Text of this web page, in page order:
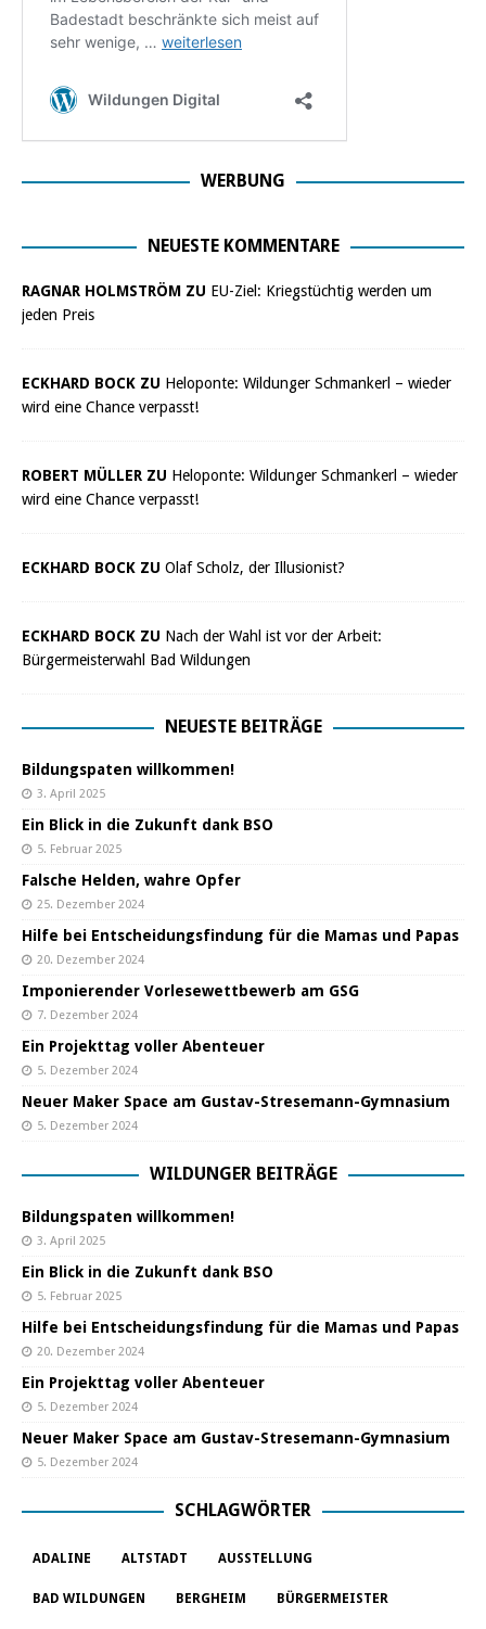
WERBUNG
NEUESTE KOMMENTARE
RAGNAR HOLMSTRÖM ZU EU-Ziel: Kriegstüchtig werden um
jeden Preis
ECKHARD BOCK ZU Heloponte: Wildunger Schmankerl – wieder
wird eine Chance verpasst!
ROBERT MÜLLER ZU Heloponte: Wildunger Schmankerl – wieder
wird eine Chance verpasst!
ECKHARD BOCK ZU Olaf Scholz, der Illusionist?
ECKHARD BOCK ZU Nach der Wahl ist vor der Arbeit:
Bürgermeisterwahl Bad Wildungen
NEUESTE BEITRÄGE
Bildungspaten willkommen!
3. April 2025
Ein Blick in die Zukunft dank BSO
5. Februar 2025
Falsche Helden, wahre Opfer
25. Dezember 2024
Hilfe bei Entscheidungsfindung für die Mamas und Papas
20. Dezember 2024
Imponierender Vorlesewettbewerb am GSG
7. Dezember 2024
Ein Projekttag voller Abenteuer
5. Dezember 2024
Neuer Maker Space am Gustav-Stresemann-Gymnasium
5. Dezember 2024
WILDUNGER BEITRÄGE
Bildungspaten willkommen!
3. April 2025
Ein Blick in die Zukunft dank BSO
5. Februar 2025
Hilfe bei Entscheidungsfindung für die Mamas und Papas
20. Dezember 2024
Ein Projekttag voller Abenteuer
5. Dezember 2024
Neuer Maker Space am Gustav-Stresemann-Gymnasium
5. Dezember 2024
SCHLAGWÖRTER
ADALINE ALTSTADT AUSSTELLUNG
BAD WILDUNGEN BERGHEIM BÜRGERMEISTER